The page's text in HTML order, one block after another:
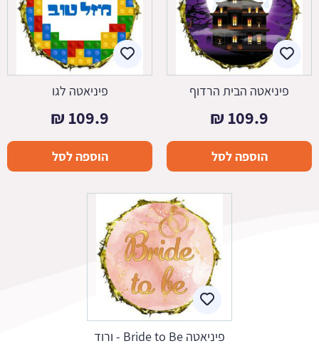
פיניאטה הבית הרדוף
109.9
₪
הוספה לסל
פיניאטה לגו
109.9
₪
הוספה לסל
פיניאטה Bride to Be - ורוד